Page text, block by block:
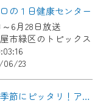
口の１日健康センター
～6月28日放送
市緑区のトピックス
06/23
【緑区】暑い季節にピッタリ！アサイーボウル専門店
まいの地域
。
から、いつ
！
の地域情報